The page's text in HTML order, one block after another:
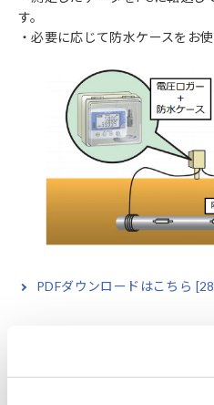
す。
・必要に応じて防水ケースをお使
PDFダウンロードはこちら